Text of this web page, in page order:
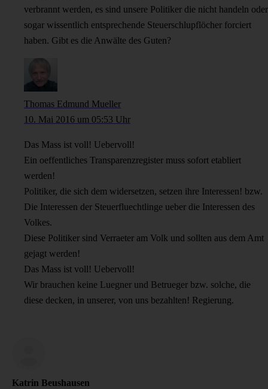
verbrannt werden, es sind unsere Politiker die nicht handeln oder
sogar wissentlich entsprechende Steuerschlupflöcher forciert
haben. Gibt es die Anwälte des Guten?
Thomas Edmund Mueller
10. Mai 2016 um 05:53 Uhr
Das Mass ist voll! Uebervoll!
Ein oeffentliches Transparenzregister muss sofort etabliert
werden!
Politiker, die sich dem widersetzen, setzen ihre Interessen! bzw.
Die Interessen der Steuerfluechtlinge ueber die Interessen des
Volkes.
Diese Politiker sind Verraeter am Volk und sollten aus dem Amt
gejagt werden!
Das Mass ist voll! Uebervoll!
Wir brauchen keine Luegner und Betrueger bzw. solche, die
diese decken, in unserer, von uns bezahlten! Regierung.
Katrin Beushausen